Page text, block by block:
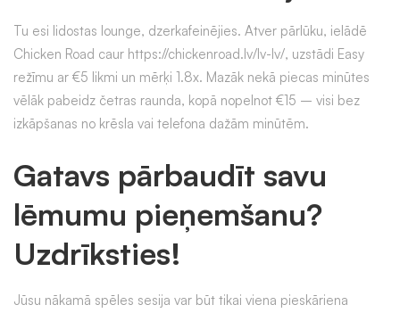
Tu esi lidostas lounge, dzerkafeinējies. Atver pārlūku, ielādē
Chicken Road caur https://chickenroad.lv/lv-lv/, uzstādi Easy
režīmu ar €5 likmi un mērķi 1.8x. Mazāk nekā piecas minūtes
vēlāk pabeidz četras raunda, kopā nopelnot €15 – visi bez
izkāpšanas no krēsla vai telefona dažām minūtēm.
Gatavs pārbaudīt savu
lēmumu pieņemšanu?
Uzdrīksties!
Jūsu nākamā spēles sesija var būt tikai viena pieskāriena